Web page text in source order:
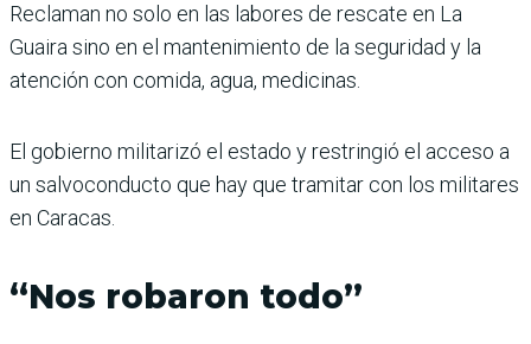
Reclaman no solo en las labores de rescate en La
Guaira sino en el mantenimiento de la seguridad y la
atención con comida, agua, medicinas.
El gobierno militarizó el estado y restringió el acceso a
un salvoconducto que hay que tramitar con los militares
en Caracas.
“Nos robaron todo”